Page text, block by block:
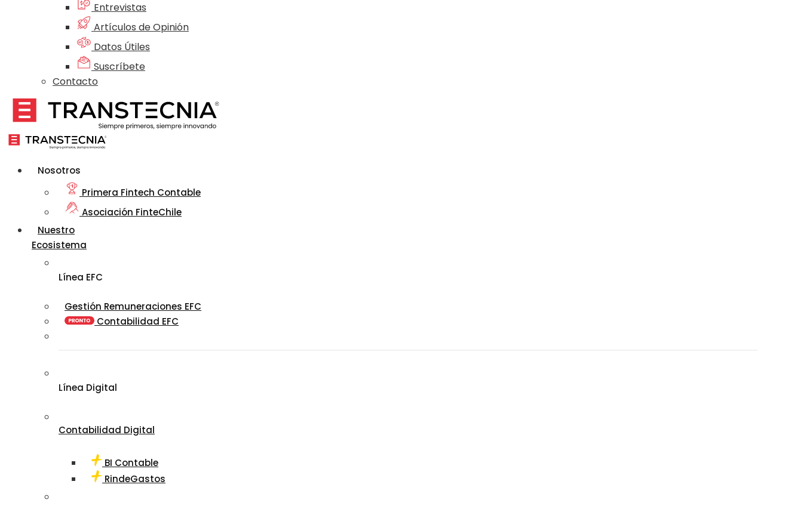
Entrevistas
Artículos de Opinión
Datos Útiles
Suscríbete
Contacto
Nosotros
Primera Fintech Contable
Asociación FinteChile
Nuestro
Ecosistema
Línea EFC
Gestión Remuneraciones EFC
Contabilidad EFC
Línea Digital
Contabilidad Digital
BI Contable
RindeGastos